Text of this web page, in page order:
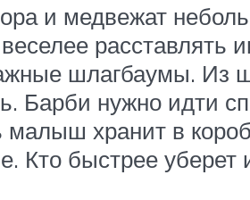
и медвежат
расставлять
шлагбаумы. Из
Барби нужно идти
хранит в
быстрее уберет